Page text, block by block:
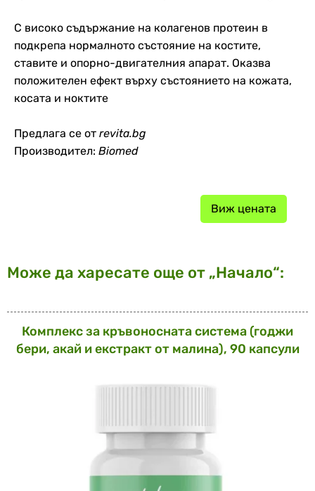
С високо съдържание на колагенов протеин в
подкрепа нормалното състояние на костите,
ставите и опорно-двигателния апарат. Оказва
положителен ефект върху състоянието на кожата,
косата и ноктите
Предлага се от revita.bg
Производител: Biomed
Виж цената
Може да харесате още от „Начало“:
Комплекс за кръвоносната система (годжи
бери, акай и екстракт от малина), 90 капсули